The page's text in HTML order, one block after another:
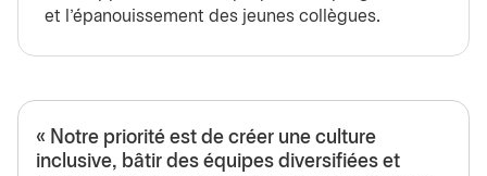
et l’épanouissement des jeunes collègues.
« Notre priorité est de créer une culture
inclusive, bâtir des équipes diversifiées et